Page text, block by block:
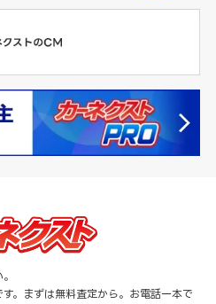
。まずは無料査定から。お電話一本で